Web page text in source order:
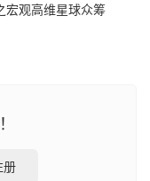
宏观高维星球众筹
册